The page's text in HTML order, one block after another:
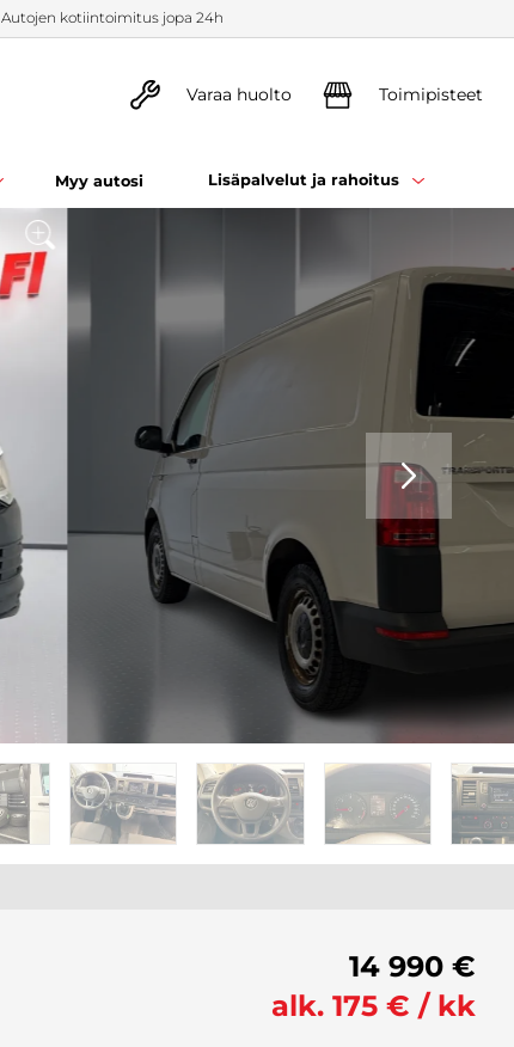
Autojen kotiintoimitus jopa 24h
Varaa huolto Toimipisteet
Myy autosi Lisäpalvelut ja rahoitus
SEURAAVA
14 990 €
alk. 175 € / kk